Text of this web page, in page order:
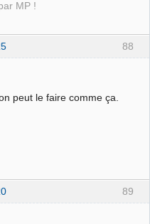
MP !
88
peut le faire comme ça.
89